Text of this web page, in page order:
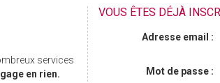
services
en rien.
VOUS ÊTES DÉJÀ
Adresse email :
Mot de passe :